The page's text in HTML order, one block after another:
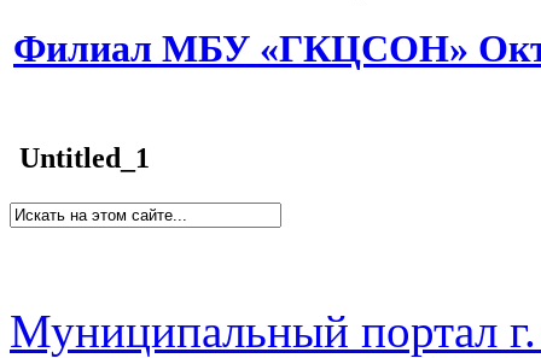
Филиал МБУ «ГКЦСОН»
Untitled_1
Муниципальный портал